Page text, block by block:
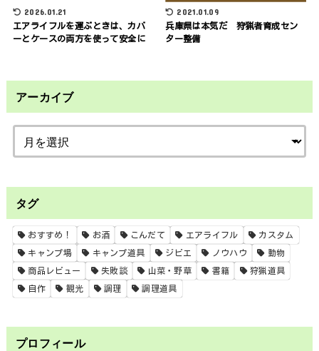
2026.01.21
エアライフルを運ぶときは、カバ
ーとケースの両方を使って安全に
2021.01.09
兵庫県は本気だ 狩猟者育成セン
ター整備
アーカイブ
タグ
おすすめ！ お酒 こんだて エアライフル カスタム
キャンプ場 キャンプ道具 ジビエ ノウハウ 動物
商品レビュー 失敗談 山菜・野草 書籍 狩猟道具
自作 観光 調理 調理道具
プロフィール